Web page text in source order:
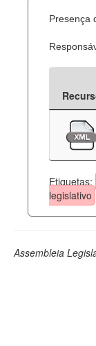
Presença
Etiquetas:
legislativo
Assembleia